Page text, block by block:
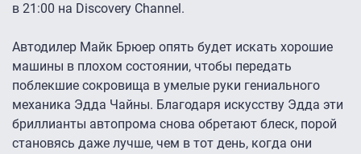
в 21:00 на Discovery Channel.
Автодилер Майк Брюер опять будет искать хорошие
машины в плохом состоянии, чтобы передать
поблекшие сокровища в умелые руки гениального
механика Эдда Чайны. Благодаря искусству Эдда эти
бриллианты автопрома снова обретают блеск, порой
становясь даже лучше, чем в тот день, когда они